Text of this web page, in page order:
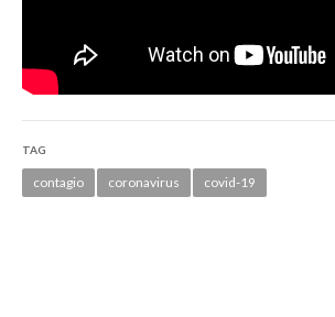
TAG
contagio coronavirus covid-19